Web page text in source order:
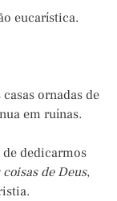
eucarística.
ornadas de
em ruínas.
de dedicarmos
coisas de Deus,